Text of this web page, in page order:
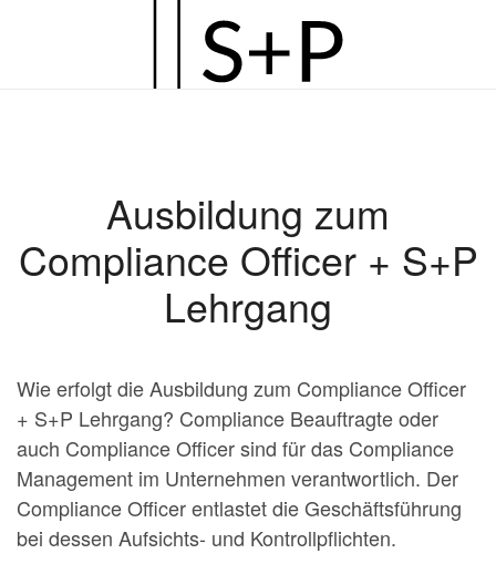
Ausbildung zum
Compliance Officer + S+P
Lehrgang
Wie erfolgt die Ausbildung zum Compliance Officer
+ S+P Lehrgang? Compliance Beauftragte oder
auch Compliance Officer sind für das Compliance
Management im Unternehmen verantwortlich. Der
Compliance Officer entlastet die Geschäftsführung
bei dessen Aufsichts- und Kontrollpflichten.